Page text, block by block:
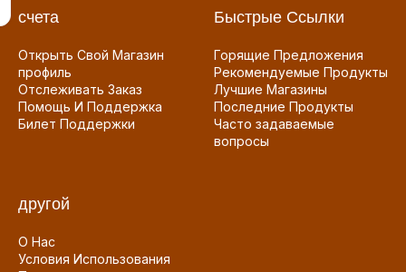
счета
Открыть Свой Магазин
профиль
Отслеживать Заказ
Помощь И Поддержка
Билет Поддержки
Быстрые Ссылки
Горящие Предложения
Рекомендуемые Продукты
Лучшие Магазины
Последние Продукты
Часто задаваемые
вопросы
другой
О Нас
Условия Использования